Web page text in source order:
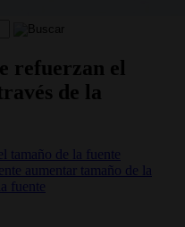
refuerzan el
de la
tamaño de la fuente
aumentar tamaño de la